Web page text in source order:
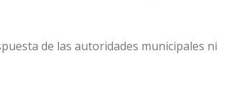
de las autoridades municipales ni